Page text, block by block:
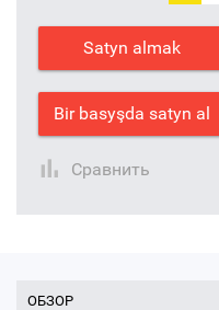
Satyn almak
Bir basyşda satyn al
Сравнить
ОБЗОР